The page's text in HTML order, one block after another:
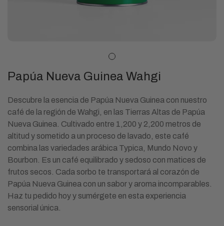
Papúa Nueva Guinea Wahgi
Descubre la esencia de Papúa Nueva Guinea con nuestro
café de la región de Wahgi, en las Tierras Altas de Papúa
Nueva Guinea. Cultivado entre 1,200 y 2,200 metros de
altitud y sometido a un proceso de lavado, este café
combina las variedades arábica Typica, Mundo Novo y
Bourbon. Es un café equilibrado y sedoso con matices de
frutos secos. Cada sorbo te transportará al corazón de
Papúa Nueva Guinea con un sabor y aroma incomparables.
Haz tu pedido hoy y sumérgete en esta experiencia
sensorial única.